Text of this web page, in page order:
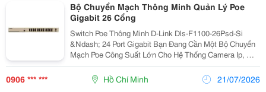
Bộ Chuyển Mạch Thông Minh Quản Lý Poe
Gigabit 26 Cổng
Switch Poe Thông Minh D-Link Dls-F1100-26Psd-Si
&Ndash; 24 Port Gigabit Bạn Đang Cần Một Bộ Chuyển
Mạch Poe Công Suất Lớn Cho Hệ Thống Camera Ip, Wifi
Doanh Nghiệp Hoặc Hạ Tầng Mạng Nhà Máy? D-Link
Dls-F1100-26Psd-Si Là Lựa Chọn Phù Hợp Với 24
Cổng...
0906 *** *** Hồ Chí Minh 21/07/2026